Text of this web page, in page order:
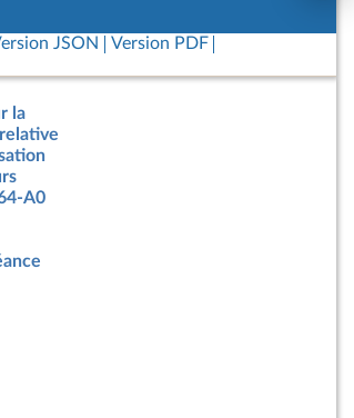
JSON
Version PDF
la
A0